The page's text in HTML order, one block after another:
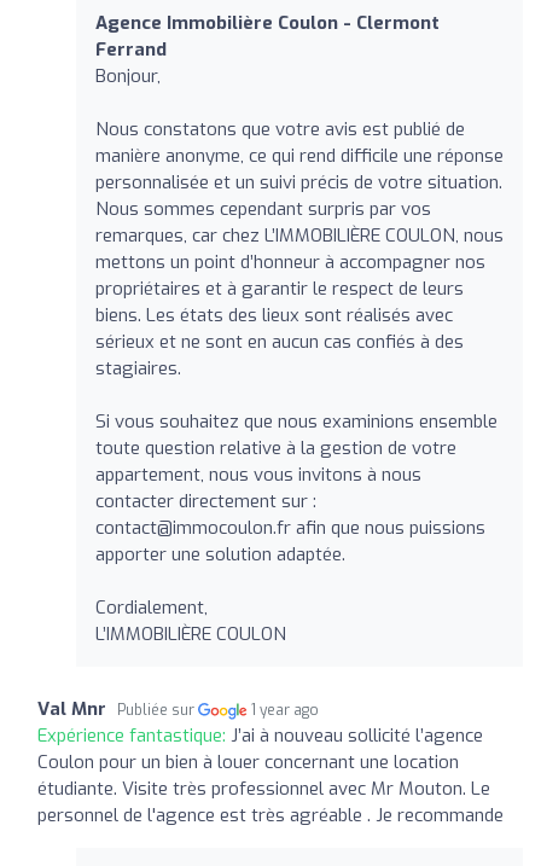
Agence Immobilière Coulon - Clermont
Ferrand
Bonjour,
Nous constatons que votre avis est publié de
manière anonyme, ce qui rend difficile une réponse
personnalisée et un suivi précis de votre situation.
Nous sommes cependant surpris par vos
remarques, car chez L’IMMOBILIÈRE COULON, nous
mettons un point d’honneur à accompagner nos
propriétaires et à garantir le respect de leurs
biens. Les états des lieux sont réalisés avec
sérieux et ne sont en aucun cas confiés à des
stagiaires.
Si vous souhaitez que nous examinions ensemble
toute question relative à la gestion de votre
appartement, nous vous invitons à nous
contacter directement sur :
contact@immocoulon.fr afin que nous puissions
apporter une solution adaptée.
Cordialement,
L’IMMOBILIÈRE COULON
Val Mnr Publiée sur 1 year ago
Expérience fantastique: J’ai à nouveau sollicité l’agence
Coulon pour un bien à louer concernant une location
étudiante. Visite très professionnel avec Mr Mouton. Le
personnel de l'agence est très agréable . Je recommande